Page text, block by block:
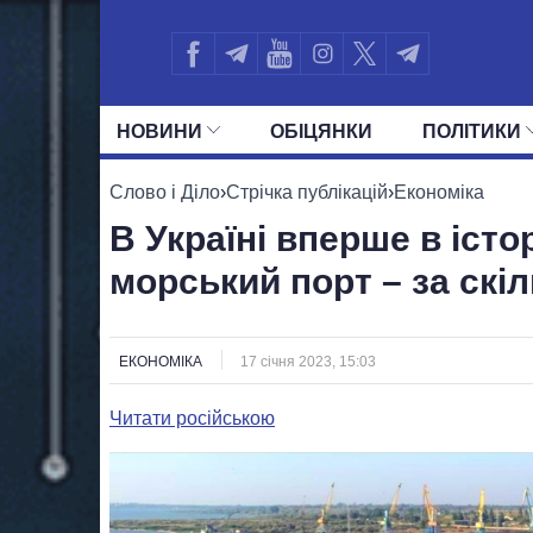
НОВИНИ ОБIЦЯНКИ ПОЛIТИКИ
УСІ ПОЛІТИКИ ПРЕЗИДЕНТ І ОФІС
Слово і Діло›Стрічка публікацій›Економіка
В Україні вперше в
морський порт – за
ЕКОНОМІКА 17 січня 2023, 15:03
Читати російською